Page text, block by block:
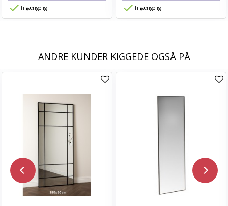
Tilgængelig Tilgængelig
ANDRE KUNDER KIGGEDE OGSÅ PÅ